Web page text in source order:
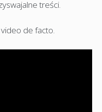
treści.
de facto.